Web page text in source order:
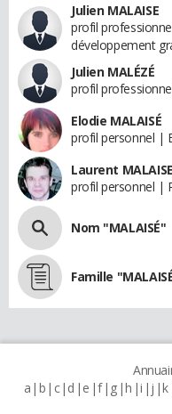
Julien MALAISE
profil
développement
Julien MALÉZÉ
profil
Elodie MALAISÉ
profil personnel |
Laurent MALAISE
profil personnel |
Nom "MALAISÉ"
Famille
a b c d e f g h i j k